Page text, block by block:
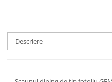
Descriere